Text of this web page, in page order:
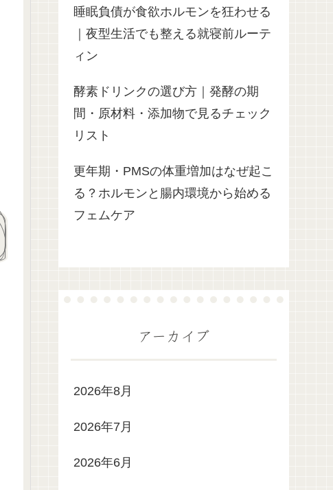
睡眠負債が食欲ホルモンを狂わせる
｜夜型生活でも整える就寝前ルーテ
ィン
酵素ドリンクの選び方｜発酵の期
間・原材料・添加物で見るチェック
リスト
更年期・PMSの体重増加はなぜ起こ
る？ホルモンと腸内環境から始める
フェムケア
アーカイブ
2026年8月
2026年7月
2026年6月